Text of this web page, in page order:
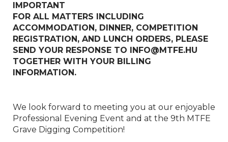
IMPORTANT
FOR ALL MATTERS INCLUDING
ACCOMMODATION, DINNER, COMPETITION
REGISTRATION, AND LUNCH ORDERS, PLEASE
SEND YOUR RESPONSE TO INFO@MTFE.HU
TOGETHER WITH YOUR BILLING
INFORMATION.
We look forward to meeting you at our enjoyable
Professional Evening Event and at the 9th MTFE
Grave Digging Competition!